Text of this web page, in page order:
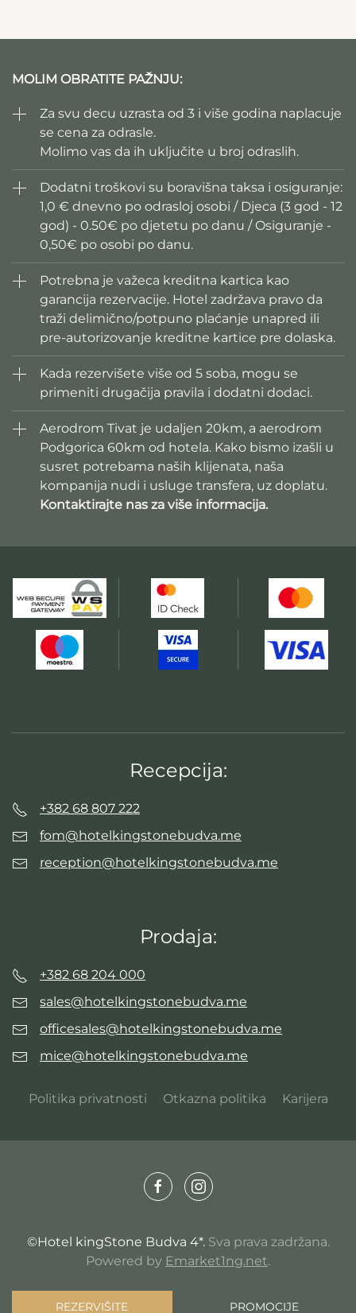
MOLIM OBRATITE PAŽNJU:
Za svu decu uzrasta od 3 i više godina naplacuje
se cena za odrasle.
Molimo vas da ih uključite u broj odraslih.
Dodatni troškovi su boravišna taksa i osiguranje:
1,0 € dnevno po odrasloj osobi / Djeca (3 god - 12
god) - 0.50€ po djetetu po danu / Osiguranje -
0,50€ po osobi po danu.
Potrebna je važeca kreditna kartica kao
garancija rezervacije. Hotel zadržava pravo da
traži delimično/potpuno plaćanje unapred ili
pre-autorizovanje kreditne kartice pre dolaska.
Kada rezervišete više od 5 soba, mogu se
primeniti drugačija pravila i dodatni dodaci.
Aerodrom Tivat je udaljen 20km, a aerodrom
Podgorica 60km od hotela. Kako bismo izašli u
susret potrebama naših klijenata, naša
kompanija nudi i usluge transfera, uz doplatu.
Kontaktirajte nas za više informacija.
Recepcija:
+382 68 807 222
fom@hotelkingstonebudva.me
reception@hotelkingstonebudva.me
Prodaja:
+382 68 204 000
sales@hotelkingstonebudva.me
officesales@hotelkingstonebudva.me
mice@hotelkingstonebudva.me
Politika privatnosti Otkazna politika Karijera
©Hotel kingStone Budva 4*.Sva prava zadržana.
Powered by Emarket1ng.net.
REZERVIŠITE PROMOCIJE